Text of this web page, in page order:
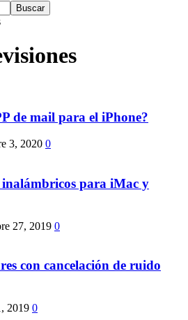
de mail para el iPhone?
3, 2020 0
inalámbricos para iMac y
27, 2019 0
con cancelación de ruido
2019 0